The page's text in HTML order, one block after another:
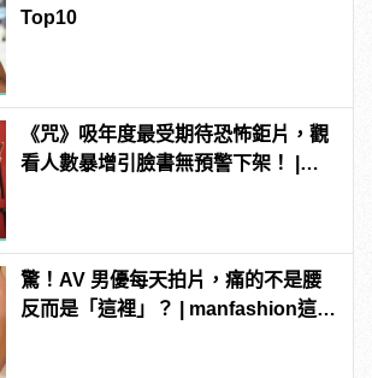
Top10
《咒》吸年度最受期待恐怖鉅片，觀
看人數暴增引臉書無預警下架！ |
驚！AV 男優每天拍片，痛的不是腰
反而是「這裡」？ | manfashion這樣